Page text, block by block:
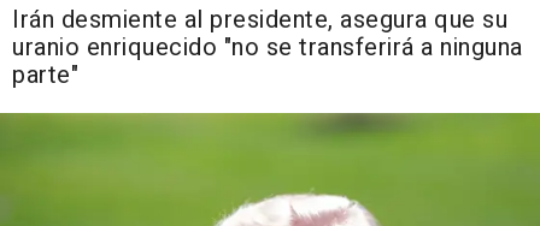
Irán desmiente al presidente, asegura que su
uranio enriquecido "no se transferirá a ninguna
parte"